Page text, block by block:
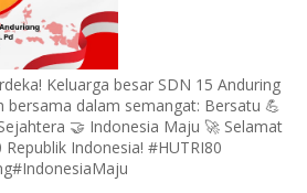
Keluarga besar SDN 15 Anduring
bersama dalam semangat: Bersatu 💪
🤝 Indonesia Maju 🚀 Selamat
Indonesia! #HUTRI80